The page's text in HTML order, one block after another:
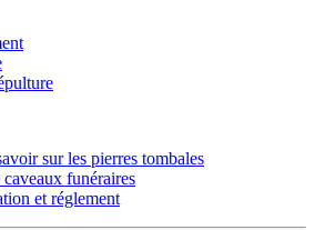
sur les pierres tombales
funéraires
et réglement